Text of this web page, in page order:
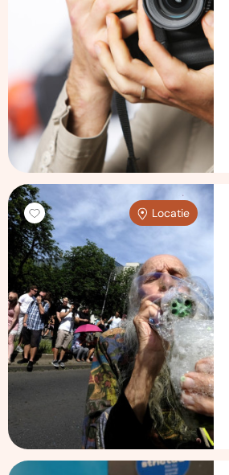
Locatie